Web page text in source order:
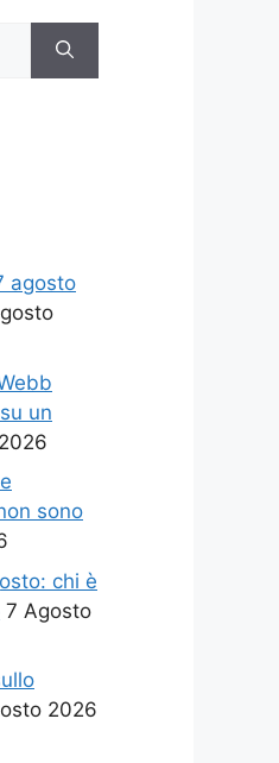
agosto
un
sono
chi è
7 Agosto
2026